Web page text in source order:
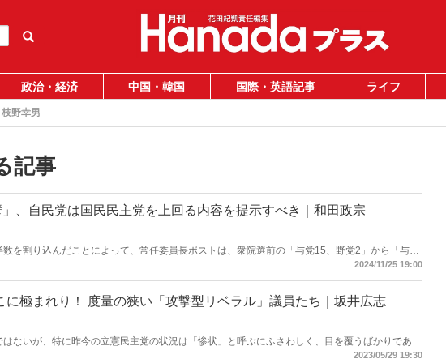
政治・経済 中国・韓国 国際・英語記事 ライフ
枝野幸男
記事
」、自民党は国民民主党を上回る内容を提示すべき｜和田政宗
を割り込んだことによって、常任委員長ポストは、衆院選前の「与党15、野党2」から「与党
く変化した――。このような厳しい状況のなか、自民党はいま何をすべきなのか。（写真提供／
2024/11/25 19:00
に極まれり！ 度量の狭い「攻撃型リベラル」議員たち｜坂井広志
ないが、特に昨今の立憲民主党の状況は「惨状」と呼ぶにふさわしく、目を覆うばかりであ
政党崩壊の道を着々と歩んでいるようにしか見えず、その動きは加速すらしている。党内抗争に
2023/05/29 19:30